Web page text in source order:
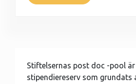
Stiftelsernas post doc -pool är
stipendiereserv som grundats